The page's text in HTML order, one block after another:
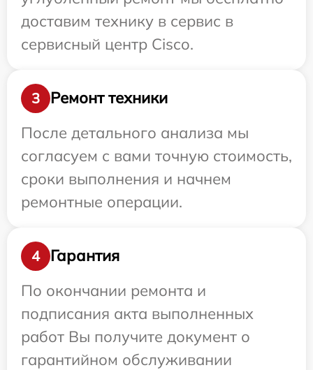
доставим технику в сервис в
сервисный центр Cisco.
3
Ремонт техники
После детального анализа мы
согласуем с вами точную стоимость,
сроки выполнения и начнем
ремонтные операции.
4
Гарантия
По окончании ремонта и
подписания акта выполненных
работ Вы получите документ о
гарантийном обслуживании